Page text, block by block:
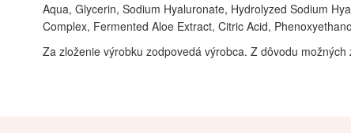
Aqua, Glycerin, Sodium Hyaluronate, Hydrolyzed Sodium
Complex, Fermented Aloe Extract, Citric Acid,
Za zloženie výrobku zodpovedá výrobca. Z dôvodu